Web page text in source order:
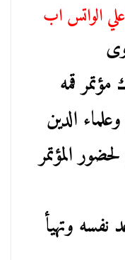
الواتس اب
قمه
الدين
المؤتمر
نفسه وتهيأ